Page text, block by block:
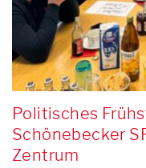
Politisches
Schönebecker
Zentrum